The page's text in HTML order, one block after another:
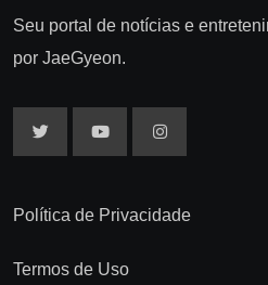
Seu portal de notícias e
por JaeGyeon.
Política de Privacidade
Termos de Uso